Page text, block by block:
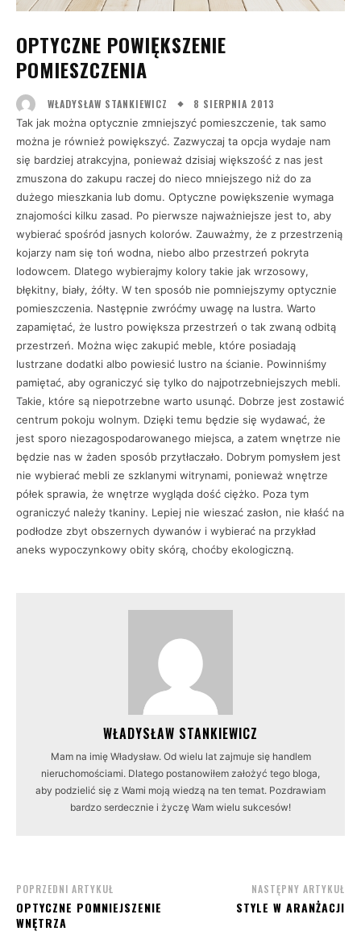
OPTYCZNE POWIĘKSZENIE
POMIESZCZENIA
WŁADYSŁAW STANKIEWICZ 8 SIERPNIA 2013
Tak jak można optycznie zmniejszyć pomieszczenie, tak samo
można je również powiększyć. Zazwyczaj ta opcja wydaje nam
się bardziej atrakcyjna, ponieważ dzisiaj większość z nas jest
zmuszona do zakupu raczej do nieco mniejszego niż do za
dużego mieszkania lub domu. Optyczne powiększenie wymaga
znajomości kilku zasad. Po pierwsze najważniejsze jest to, aby
wybierać spośród jasnych kolorów. Zauważmy, że z przestrzenią
kojarzy nam się toń wodna, niebo albo przestrzeń pokryta
lodowcem. Dlatego wybierajmy kolory takie jak wrzosowy,
błękitny, biały, żółty. W ten sposób nie pomniejszymy optycznie
pomieszczenia. Następnie zwróćmy uwagę na lustra. Warto
zapamiętać, że lustro powiększa przestrzeń o tak zwaną odbitą
przestrzeń. Można więc zakupić meble, które posiadają
lustrzane dodatki albo powiesić lustro na ścianie. Powinniśmy
pamiętać, aby ograniczyć się tylko do najpotrzebniejszych mebli.
Takie, które są niepotrzebne warto usunąć. Dobrze jest zostawić
centrum pokoju wolnym. Dzięki temu będzie się wydawać, że
jest sporo niezagospodarowanego miejsca, a zatem wnętrze nie
będzie nas w żaden sposób przytłaczało. Dobrym pomysłem jest
nie wybierać mebli ze szklanymi witrynami, ponieważ wnętrze
półek sprawia, że wnętrze wygląda dość ciężko. Poza tym
ograniczyć należy tkaniny. Lepiej nie wieszać zasłon, nie kłaść na
podłodze zbyt obszernych dywanów i wybierać na przykład
aneks wypoczynkowy obity skórą, choćby ekologiczną.
WŁADYSŁAW STANKIEWICZ
Mam na imię Władysław. Od wielu lat zajmuje się handlem
nieruchomościami. Dlatego postanowiłem założyć tego bloga,
aby podzielić się z Wami moją wiedzą na ten temat. Pozdrawiam
bardzo serdecznie i życzę Wam wielu sukcesów!
POPRZEDNI ARTYKUŁ
OPTYCZNE POMNIEJSZENIE
WNĘTRZA
NASTĘPNY ARTYKUŁ
STYLE W ARANŻACJI